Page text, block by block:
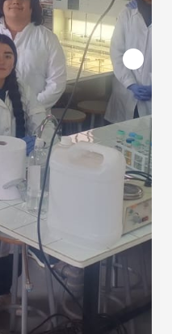
0
de invierno, queridos
0
del Director
La Peña
0
FOCUS en Colegio El
0